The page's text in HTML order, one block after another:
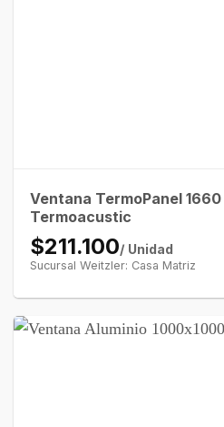
Ventana TermoPanel
Termoacustic
$211.100/ Unidad
Sucursal Weitzler: Casa Matriz